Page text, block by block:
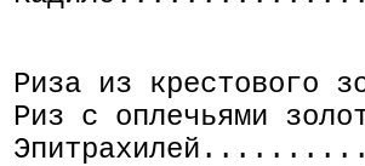
Риза из
Риз с